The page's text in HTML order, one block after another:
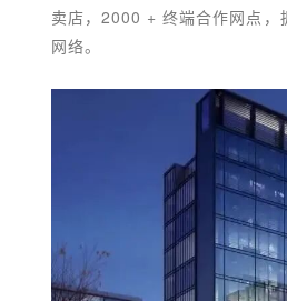
卖店，2000 + 终端合作网点，
网络。